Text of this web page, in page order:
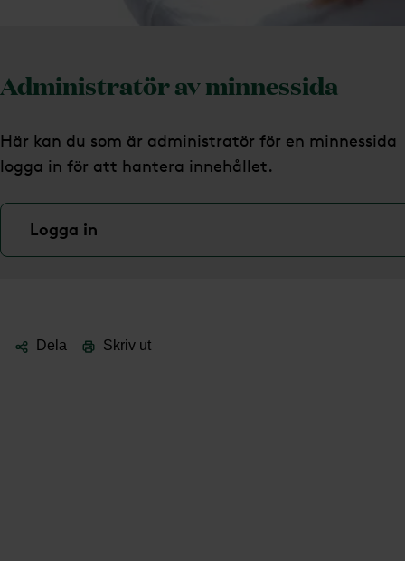
Administratör av minnessida
Här kan du som är administratör för en minnessida
logga in för att hantera innehållet.
Logga in
Dela Skriv ut